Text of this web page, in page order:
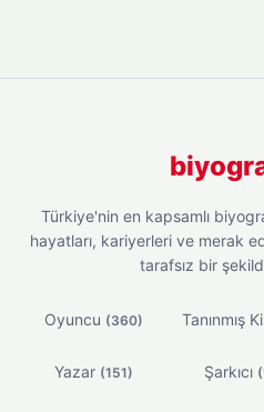
Türkiye'nin en kapsamlı
hayatları, kariyerleri ve merak
tarafsız bir
Oyuncu (360) Tanınmış
Yazar (151) Şarkıcı